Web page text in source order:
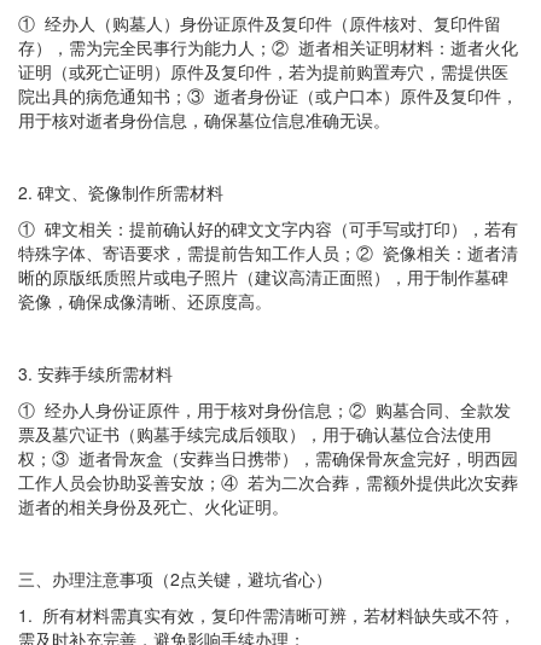
① 经办人（购墓人）身份证原件及复印件（原件核对、复印件留
存），需为完全民事行为能力人；② 逝者相关证明材料：逝者火化
证明（或死亡证明）原件及复印件，若为提前购置寿穴，需提供医
院出具的病危通知书；③ 逝者身份证（或户口本）原件及复印件，
用于核对逝者身份信息，确保墓位信息准确无误。
2. 碑文、瓷像制作所需材料
① 碑文相关：提前确认好的碑文文字内容（可手写或打印），若有
特殊字体、寄语要求，需提前告知工作人员；② 瓷像相关：逝者清
晰的原版纸质照片或电子照片（建议高清正面照），用于制作墓碑
瓷像，确保成像清晰、还原度高。
3. 安葬手续所需材料
① 经办人身份证原件，用于核对身份信息；② 购墓合同、全款发
票及墓穴证书（购墓手续完成后领取），用于确认墓位合法使用
权；③ 逝者骨灰盒（安葬当日携带），需确保骨灰盒完好，明西园
工作人员会协助妥善安放；④ 若为二次合葬，需额外提供此次安葬
逝者的相关身份及死亡、火化证明。
三、办理注意事项（2点关键，避坑省心）
1. 所有材料需真实有效，复印件需清晰可辨，若材料缺失或不符，
需及时补充完善，避免影响手续办理；